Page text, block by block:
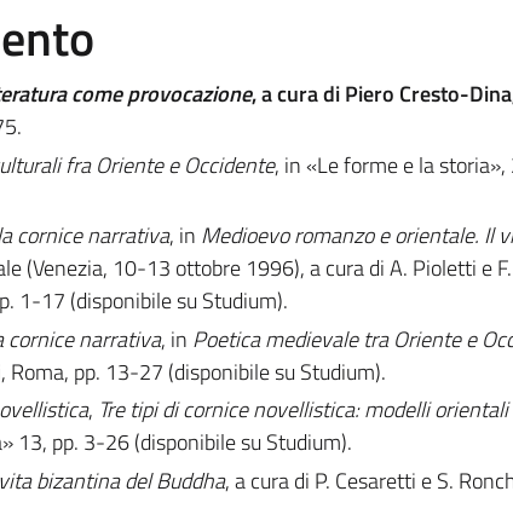
come provocazione, a cura di Piero Cresto-
fra Oriente e Occidente, in «Le forme e la
cornice narrativa, in Medioevo romanzo e orientale. Il
(Venezia, 10-13 ottobre 1996), a cura di A. Pioletti e
1-17 (disponibile su Studium).
cornice narrativa, in Poetica medievale tra Oriente e
Roma, pp. 13-27 (disponibile su Studium).
, Tre tipi di cornice novellistica: modelli
13, pp. 3-26 (disponibile su Studium).
bizantina del Buddha, a cura di P. Cesaretti e S.